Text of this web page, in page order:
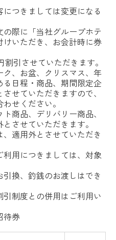
つきましては変更になる
際に「当社グループホテ
いただき、お会計時に券
割引させていただきます。
、お盆、クリスマス、年
日程・商品、期間限定企
せていただきますので、
せください。
商品、デリバリー商品、
させていただきます。
適用外とさせていただき
用につきましては、対象
換、釣銭のお渡しはでき
制度との併用はご利用い
待券